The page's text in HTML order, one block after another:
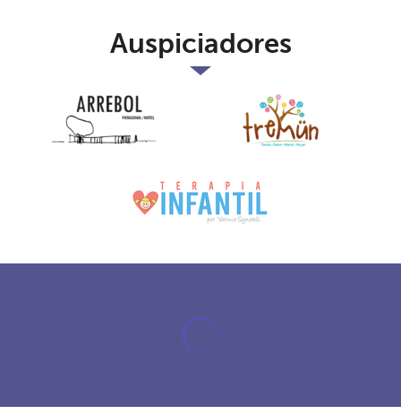
Auspiciadores